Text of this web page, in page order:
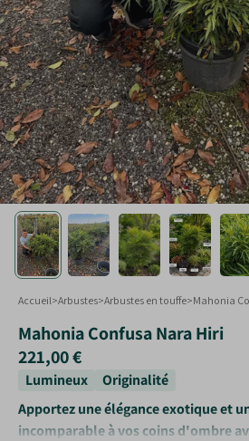
Touffe
Formes spéciales
Plantes taillées
Arbustes en jardinières
Accueil>Arbustes>Arbustes en touffe>Mahonia
Mahonia Confusa Nara Hiri
221,00 €
Lumineux
Originalité
Apportez une élégance exotique et
incomparable à vos coins d'ombre